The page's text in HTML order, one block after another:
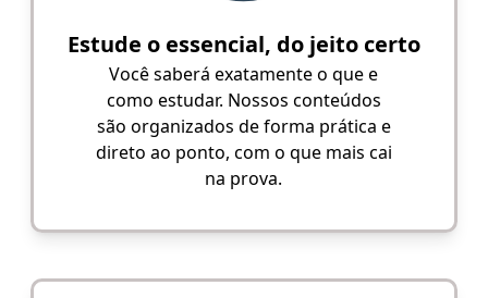
Estude o essencial, do jeito certo
Você saberá exatamente o que e
como estudar. Nossos conteúdos
são organizados de forma prática e
direto ao ponto, com o que mais cai
na prova.